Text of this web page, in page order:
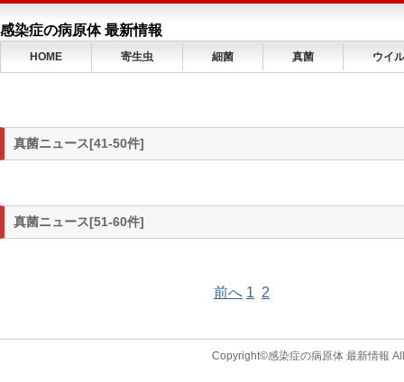
感染症の病原体 最新情報
HOME 寄生虫 細菌 真菌 ウイ
真菌ニュース[41-50件]
真菌ニュース[51-60件]
前へ 1 2
Copyright©感染症の病原体 最新情報